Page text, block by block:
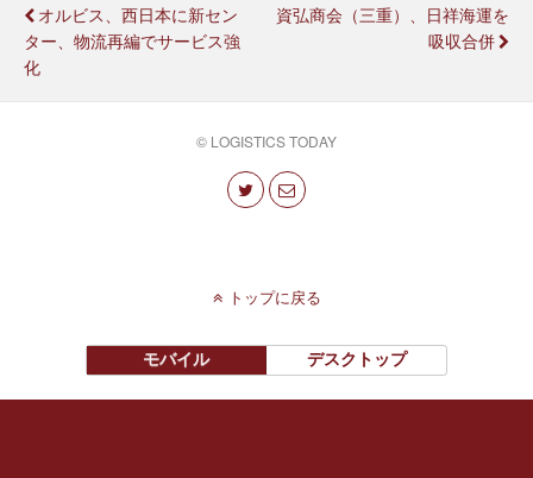
オルビス、西日本に新セン
ター、物流再編でサービス強
化
資弘商会（三重）、日祥海運を
吸収合併
© LOGISTICS TODAY
トップに戻る
モバイル デスクトップ